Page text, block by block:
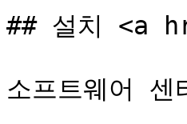
## 설치 <a
소프트웨어